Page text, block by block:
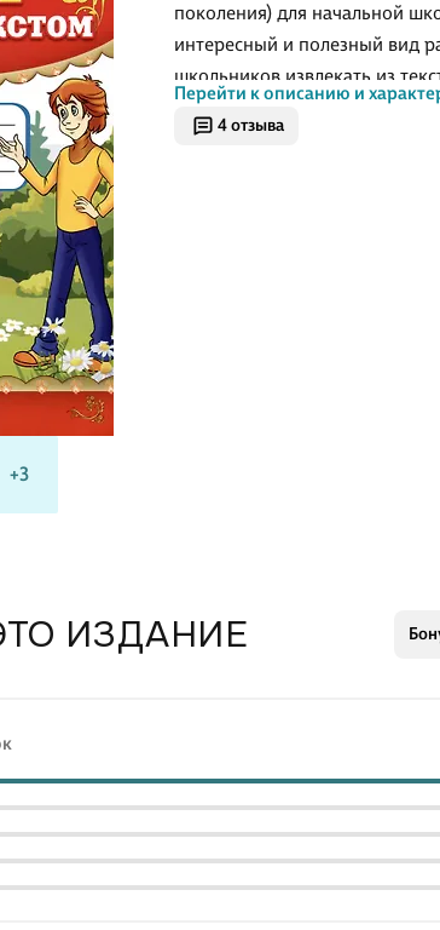
+3
4 отзыва
поколения) для начальной
интересный и полезный вид
школьников извлекать из
обрабатывать её. В ходе
к языковой стороне текста,
Перейти к описанию и
ИЗДАНИЕ